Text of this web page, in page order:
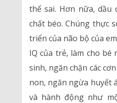
thể sai. Hơn nữa, dầu
chất béo. Chúng thực
triển của não bộ của
IQ của trẻ, làm cho
sinh, ngăn chặn các
non, ngăn ngừa huyết
và hành động như